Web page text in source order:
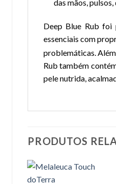
das mãos,
Deep Blue Rub foi
essenciais com
problemáticas.
Rub também
pele nutrida,
PRODUTOS